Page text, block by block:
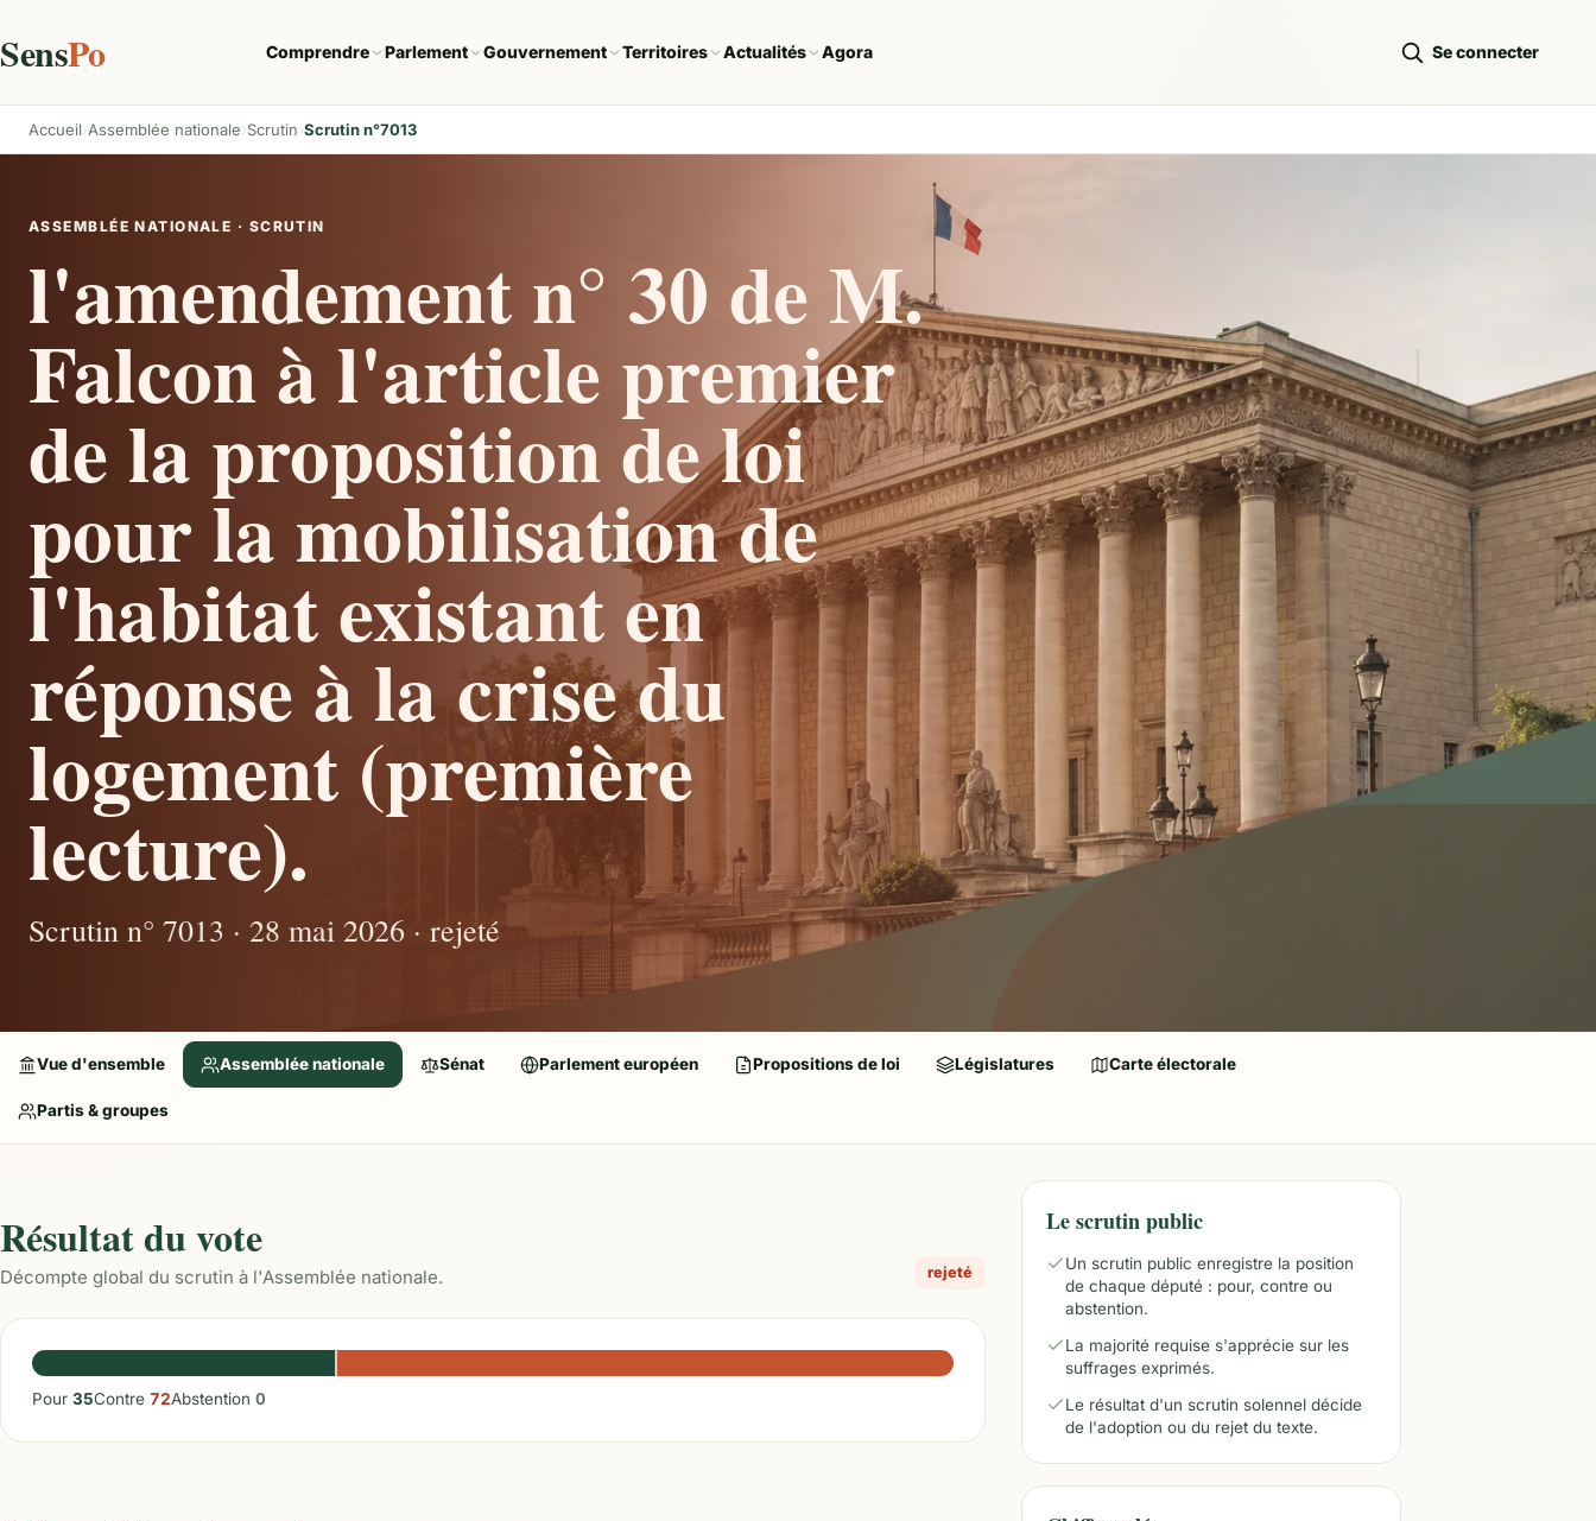
SensPo Comprendre Parlement Gouvernement Territoires Actualités Agora Se connecter
Accueil Assemblée nationale Scrutin Scrutin n°7013
ASSEMBLÉE NATIONALE · SCRUTIN
l'amendement n° 30 de M.
Falcon à l'article premier
de la proposition de loi
pour la mobilisation de
l'habitat existant en
réponse à la crise du
logement (première
lecture).
Scrutin n° 7013 · 28 mai 2026 · rejeté
Vue d'ensemble Assemblée nationale Sénat Parlement européen Propositions de loi Législatures Carte électorale
Partis & groupes
Résultat du vote
Décompte global du scrutin à l'Assemblée nationale. rejeté
Pour 35Contre 72Abstention 0
Le scrutin public
Un scrutin public enregistre la position
de chaque député : pour, contre ou
abstention.
La majorité requise s'apprécie sur les
suffrages exprimés.
Le résultat d'un scrutin solennel décide
de l'adoption ou du rejet du texte.